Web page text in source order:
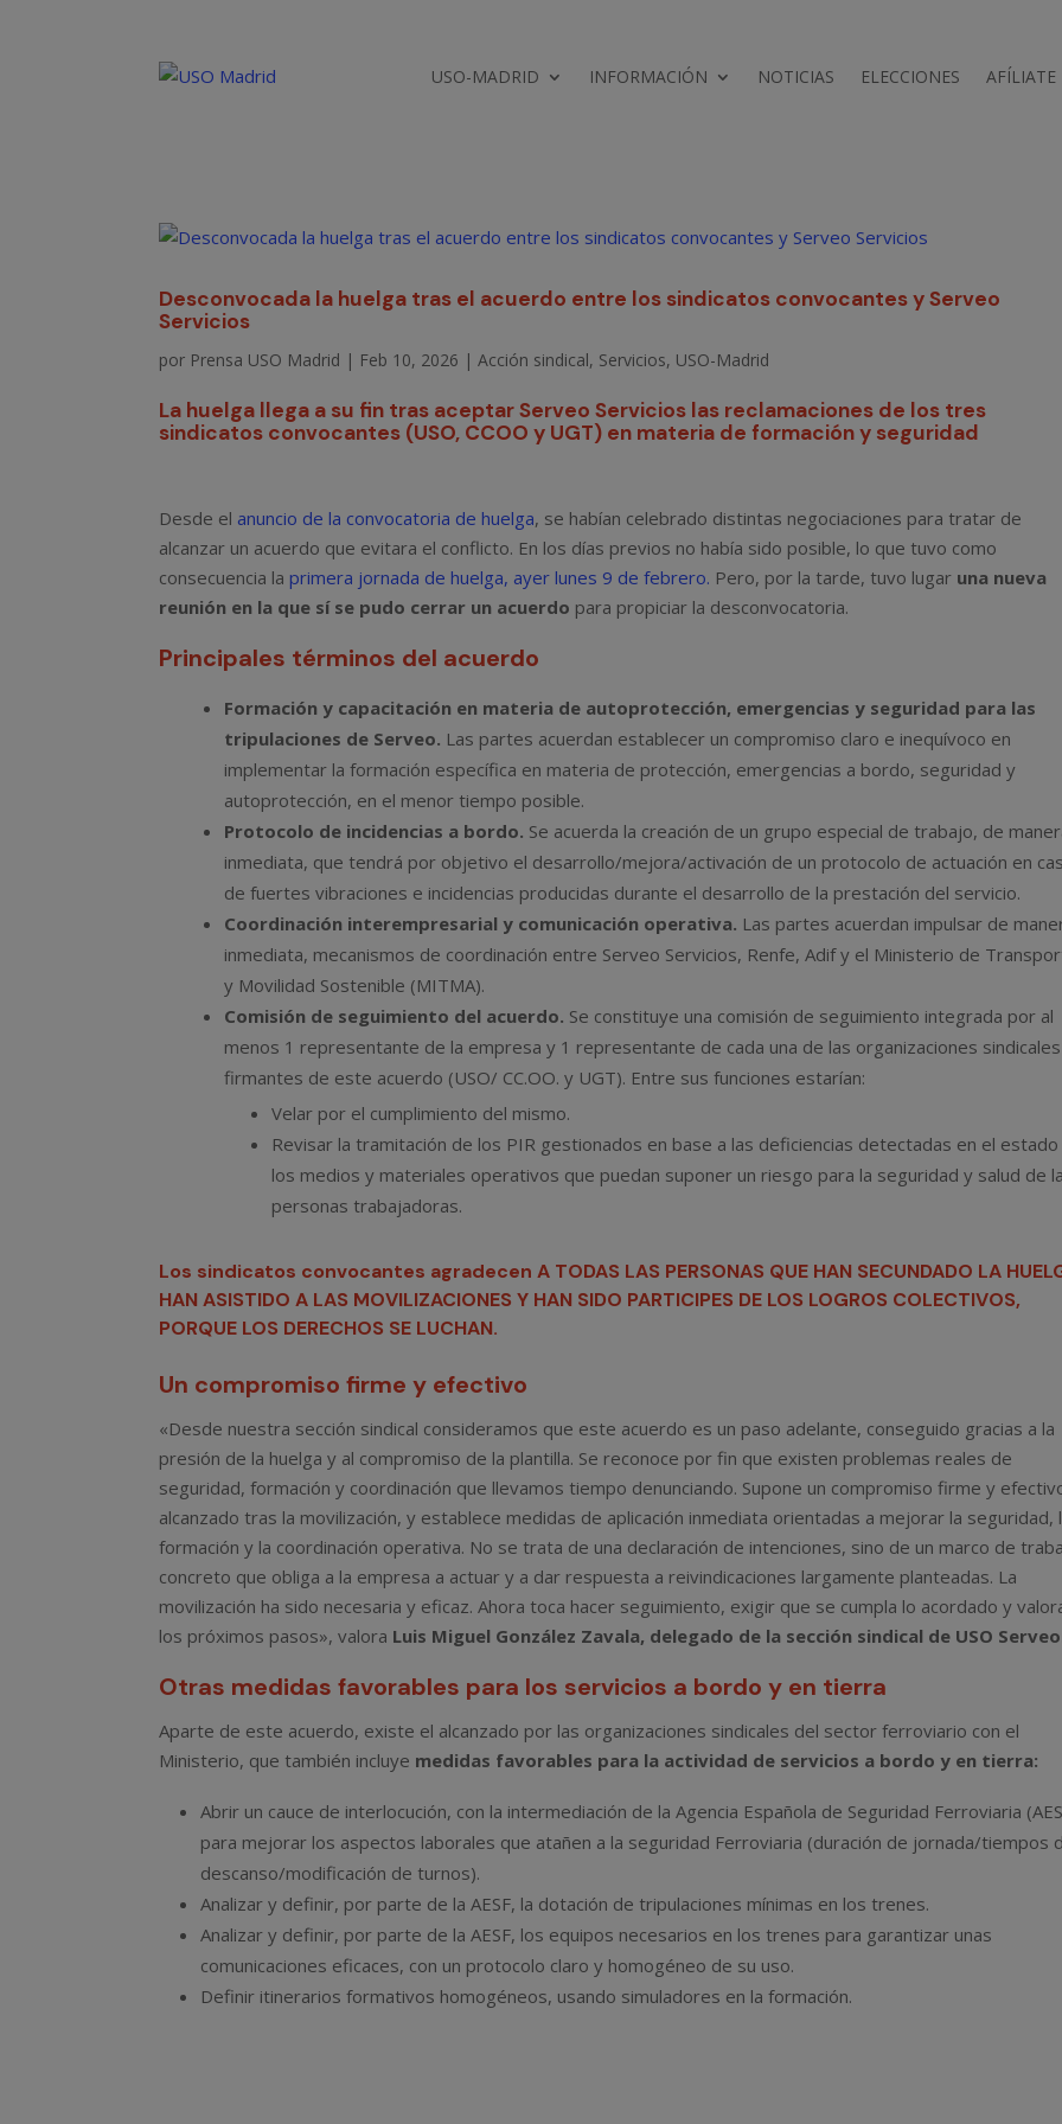
USO-MADRID INFORMACIÓN NOTICIAS ELECCIONES AFÍLIATE
Desconvocada la huelga tras el acuerdo entre los sindicatos convocantes y Serveo
Servicios
por Prensa USO Madrid | Feb 10, 2026 |Acción sindical, Servicios, USO-Madrid
La huelga llega a su fin tras aceptar Serveo Servicios las reclamaciones de los tres
sindicatos convocantes (USO, CCOO y UGT) en materia de formación y seguridad
Desde el anuncio de la convocatoria de huelga, se habían celebrado distintas negociaciones para tratar de
alcanzar un acuerdo que evitara el conflicto. En los días previos no había sido posible, lo que tuvo como
consecuencia la primera jornada de huelga, ayer lunes 9 de febrero. Pero, por la tarde, tuvo lugar una nueva
reunión en la que sí se pudo cerrar un acuerdo para propiciar la desconvocatoria.
Principales términos del acuerdo
Formación y capacitación en materia de autoprotección, emergencias y seguridad para las
tripulaciones de Serveo. Las partes acuerdan establecer un compromiso claro e inequívoco en
implementar la formación específica en materia de protección, emergencias a bordo, seguridad y
autoprotección, en el menor tiempo posible.
Protocolo de incidencias a bordo. Se acuerda la creación de un grupo especial de trabajo, de
inmediata, que tendrá por objetivo el desarrollo/mejora/activación de un protocolo de actuación en
de fuertes vibraciones e incidencias producidas durante el desarrollo de la prestación del servicio.
Coordinación interempresarial y comunicación operativa. Las partes acuerdan impulsar de
inmediata, mecanismos de coordinación entre Serveo Servicios, Renfe, Adif y el Ministerio de
y Movilidad Sostenible (MITMA).
Comisión de seguimiento del acuerdo. Se constituye una comisión de seguimiento integrada por al
menos 1 representante de la empresa y 1 representante de cada una de las organizaciones sindicales
firmantes de este acuerdo (USO/ CC.OO. y UGT). Entre sus funciones estarían:
Velar por el cumplimiento del mismo.
Revisar la tramitación de los PIR gestionados en base a las deficiencias detectadas en el
los medios y materiales operativos que puedan suponer un riesgo para la seguridad y salud de
personas trabajadoras.
Los sindicatos convocantes agradecen A TODAS LAS PERSONAS QUE HAN SECUNDADO LA
HAN ASISTIDO A LAS MOVILIZACIONES Y HAN SIDO PARTICIPES DE LOS LOGROS COLECTIVOS,
PORQUE LOS DERECHOS SE LUCHAN.
Un compromiso firme y efectivo
«Desde nuestra sección sindical consideramos que este acuerdo es un paso adelante, conseguido gracias a la
presión de la huelga y al compromiso de la plantilla. Se reconoce por fin que existen problemas reales de
seguridad, formación y coordinación que llevamos tiempo denunciando. Supone un compromiso firme y
alcanzado tras la movilización, y establece medidas de aplicación inmediata orientadas a mejorar la seguridad,
formación y la coordinación operativa. No se trata de una declaración de intenciones, sino de un marco de
concreto que obliga a la empresa a actuar y a dar respuesta a reivindicaciones largamente planteadas. La
movilización ha sido necesaria y eficaz. Ahora toca hacer seguimiento, exigir que se cumpla lo acordado y
los próximos pasos», valora Luis Miguel González Zavala, delegado de la sección sindical de USO
Otras medidas favorables para los servicios a bordo y en tierra
Aparte de este acuerdo, existe el alcanzado por las organizaciones sindicales del sector ferroviario con el
Ministerio, que también incluye medidas favorables para la actividad de servicios a bordo y en tierra:
Abrir un cauce de interlocución, con la intermediación de la Agencia Española de Seguridad Ferroviaria
para mejorar los aspectos laborales que atañen a la seguridad Ferroviaria (duración de jornada/tiempos
descanso/modificación de turnos).
Analizar y definir, por parte de la AESF, la dotación de tripulaciones mínimas en los trenes.
Analizar y definir, por parte de la AESF, los equipos necesarios en los trenes para garantizar unas
comunicaciones eficaces, con un protocolo claro y homogéneo de su uso.
Definir itinerarios formativos homogéneos, usando simuladores en la formación.